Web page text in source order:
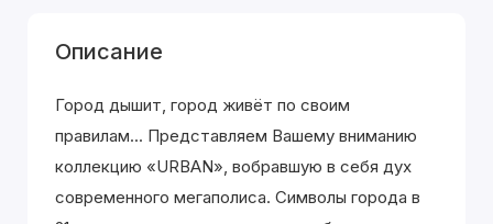
Описание
Город дышит, город живёт по своим
правилам... Представляем Вашему вниманию
коллекцию «URBAN», вобравшую в себя дух
современного мегаполиса. Символы города в